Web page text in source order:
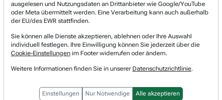
Home Börsen-Nachrichten
Aktien on Fire
Sunrun: Fünf Quartale in Folge wurde Cash generie...
Sunrun Watchlist
Sunrun: Fünf Quartale in Folge
wurde Cash generiert - Anleger
zeigen Kaufinteresse!
ausgelesen und Nutzungsdaten an Drittanbieter wie Google/YouTube
oder Meta übermittelt werden. Eine Verarbeitung kann auch außerhalb
der EU/des EWR stattfinden.
Sie können alle Dienste akzeptieren, ablehnen oder Ihre Auswahl
individuell festlegen. Ihre Einwilligung können Sie jederzeit über die
Cookie-Einstellungen im Footer widerrufen oder ändern.
Weitere Informationen finden Sie in unserer Datenschutzrichtlinie.
Einstellungen Nur Notwendige Alle akzeptieren